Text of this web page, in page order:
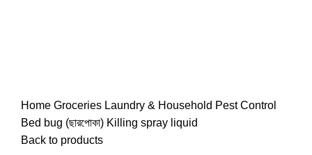
Home Groceries Laundry & Household Pest Control
Bed bug (ছারপোকা) Killing spray liquid
Back to products